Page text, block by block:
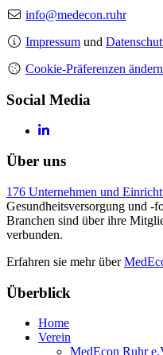
info@medecon.ruhr
Impressum und
Cookie-Präferenzen ändern
Social Media
Über uns
176 Unternehmen und
Gesundheitsversorgung und -
Branchen sind über ihre
verbunden.
Erfahren sie mehr über
Überblick
Home
Verein
MedEcon Ruhr